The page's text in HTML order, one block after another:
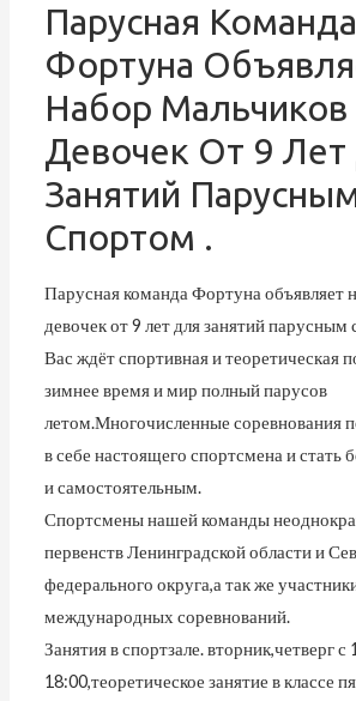
Парусная Команда
Фортуна
Набор
Девочек От 9
Занятий
Спортом .
Парусная команда Фортуна объявляет
девочек от 9 лет для занятий парусным
Вас ждёт спортивная и теоретическая
зимнее время и мир полный парусов
летом.Многочисленные соревнования
в себе настоящего спортсмена и стать
и самостоятельным.
Спортсмены нашей команды
первенств Ленинградской области и
федерального округа,а так же
международных соревнований.
Занятия в спортзале. вторник,четверг с
18:00,теоретическое занятие в классе